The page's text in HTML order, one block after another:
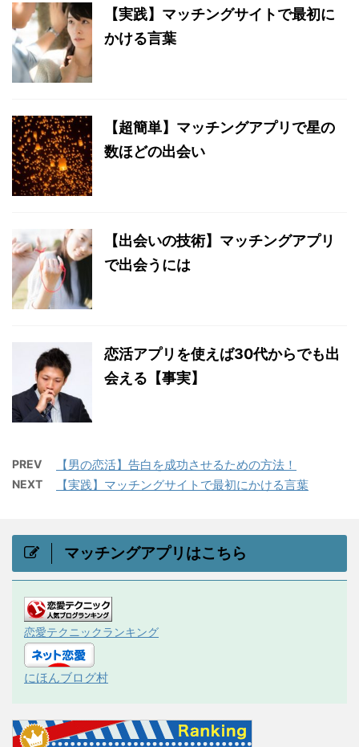
【実践】マッチングサイトで最初に
かける言葉
【超簡単】マッチングアプリで星の
数ほどの出会い
【出会いの技術】マッチングアプリ
で出会うには
恋活アプリを使えば30代からでも出
会える【事実】
PREV 【男の恋活】告白を成功させるための方法！
NEXT 【実践】マッチングサイトで最初にかける言葉
マッチングアプリはこちら
恋愛テクニックランキング
にほんブログ村